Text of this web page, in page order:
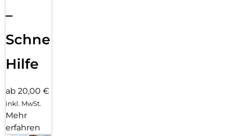
–
Schnelle
Hilfe
ab 20,00 €
inkl. MwSt.
Mehr
erfahren